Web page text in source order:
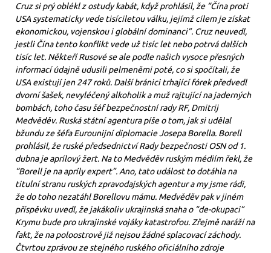
Cruz si prý oblékl z ostudy kabát, když prohlásil, že “Čína proti
USA systematicky vede tisíciletou válku, jejímž cílem je získat
ekonomickou, vojenskou i globální dominanci”. Cruz neuvedl,
jestli Čína tento konflikt vede už tisíc let nebo potrvá dalších
tisíc let. Někteří Rusové se ale podle našich vysoce přesných
informací údajně udusili pelmeněmi poté, co si spočítali, že
USA existují jen 247 roků. Další bránici trhající fórek předvedl
dvorní šašek, nevyléčený alkoholik a muž rajtující na jaderných
bombách, toho času šéf bezpečnostní rady RF, Dmitrij
Medvěděv. Ruská státní agentura píše o tom, jak si udělal
bžundu ze šéfa Eurounijní diplomacie Josepa Borella. Borell
prohlásil, že ruské předsednictví Rady bezpečnosti OSN od 1.
dubna je aprílový žert. Na to Medvěděv ruským médiím řekl, že
“Borell je na apríly expert”. Ano, tato událost to dotáhla na
titulní stranu ruských zpravodajských agentur a my jsme rádi,
že do toho nezatáhl Borellovu mámu. Medvěděv pak v jiném
příspěvku uvedl, že jakákoliv ukrajinská snaha o “de-okupaci”
Krymu bude pro ukrajinské vojáky katastrofou. Zřejmě naráží na
fakt, že na poloostrově již nejsou žádné splacovací záchody.
Čtvrtou zprávou ze stejného ruského oficiálního zdroje